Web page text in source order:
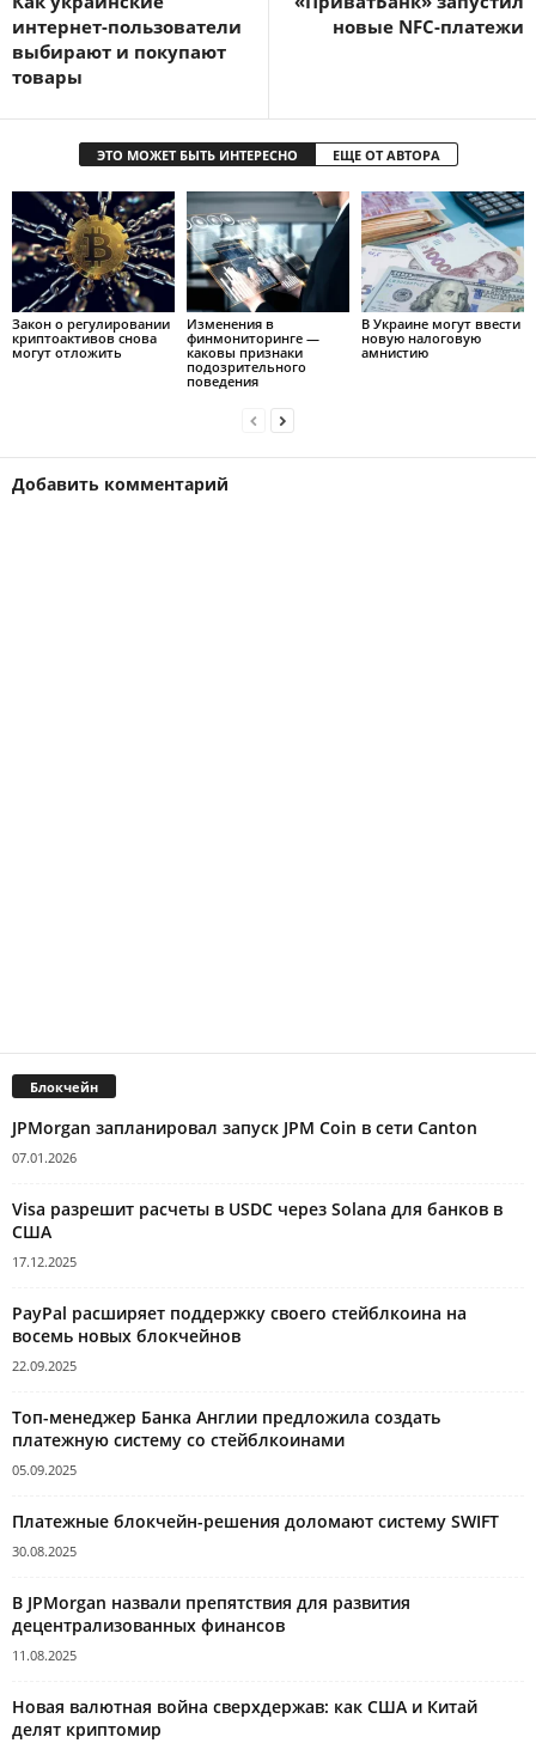
интернет-пользователи
выбирают и покупают
товары
новые NFC-платежи
ЭТО МОЖЕТ БЫТЬ ИНТЕРЕСНО ЕЩЕ ОТ АВТОРА
Закон о регулировании
криптоактивов снова
могут отложить
Изменения в
финмониторинге —
каковы признаки
подозрительного
поведения
В Украине могут ввести
новую налоговую
амнистию
Добавить комментарий
Блокчейн
JPMorgan запланировал запуск JPM Coin в сети Canton
07.01.2026
Visa разрешит расчеты в USDC через Solana для банков в
США
17.12.2025
PayPal расширяет поддержку своего стейблкоина на
восемь новых блокчейнов
22.09.2025
Топ-менеджер Банка Англии предложила создать
платежную систему со стейблкоинами
05.09.2025
Платежные блокчейн-решения доломают систему SWIFT
30.08.2025
В JPMorgan назвали препятствия для развития
децентрализованных финансов
11.08.2025
Новая валютная война сверхдержав: как США и Китай
делят криптомир